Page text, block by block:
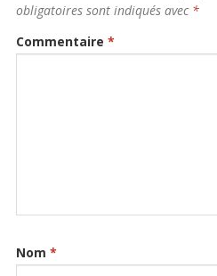
obligatoires sont indiqués avec *
Commentaire *
Nom *